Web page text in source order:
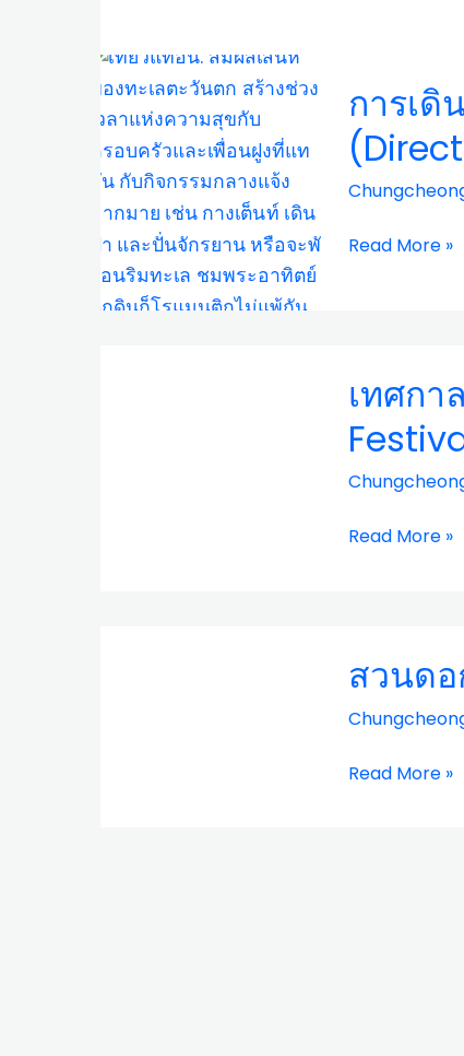
การเ
เดิน
ทาง
โดย
รถ
จาก
(Direction
Seoul
to
by
Read More »
เทศก
ทิว
ลิ
ป
เมือง
อัน
Read More »
สวนดอ
ดอกไม้
เกาหลี
(Korea
Park)
Read More »